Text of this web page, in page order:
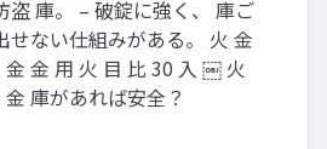
盗 庫。 – 破錠に強く、 庫ご
せない仕組みがある。 火 金
金 金 用 火 目 比 30 入 ￼ 火
金 庫があれば安全？